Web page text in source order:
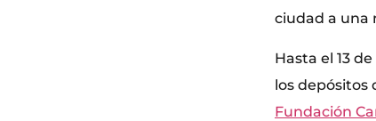
ciudad a una
Hasta el 13
los depósitos
Fundación